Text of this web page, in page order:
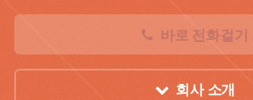
바로 전화걸기
회사 소개